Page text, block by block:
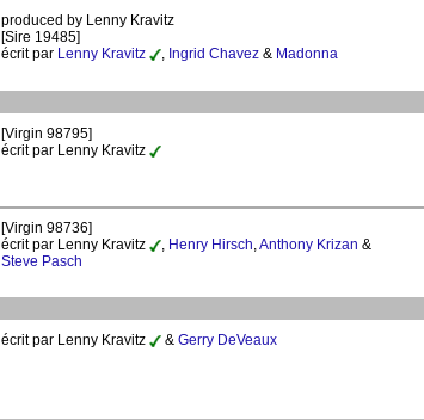
produced by Lenny Kravitz
[Sire 19485]
écrit par Lenny Kravitz , Ingrid Chavez & Madonna
[Virgin 98795]
écrit par Lenny Kravitz
[Virgin 98736]
écrit par Lenny Kravitz
, Henry Hirsch,Anthony Krizan &
Steve Pasch
écrit par Lenny Kravitz & Gerry DeVeaux